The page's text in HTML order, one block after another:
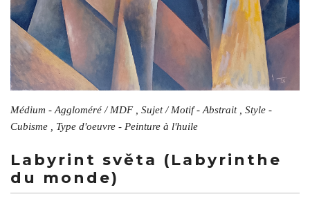
Médium - Aggloméré / MDF , Sujet / Motif - Abstrait , Style -
Cubisme , Type d'oeuvre - Peinture à l'huile
Labyrint světa (Labyrinthe
du monde)